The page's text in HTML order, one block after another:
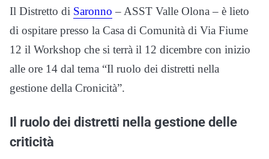
Il Distretto di Saronno – ASST Valle Olona – è lieto
di ospitare presso la Casa di Comunità di Via Fiume
12 il Workshop che si terrà il 12 dicembre con inizio
alle ore 14 dal tema “Il ruolo dei distretti nella
gestione della Cronicità”.
Il ruolo dei distretti nella gestione delle
criticità